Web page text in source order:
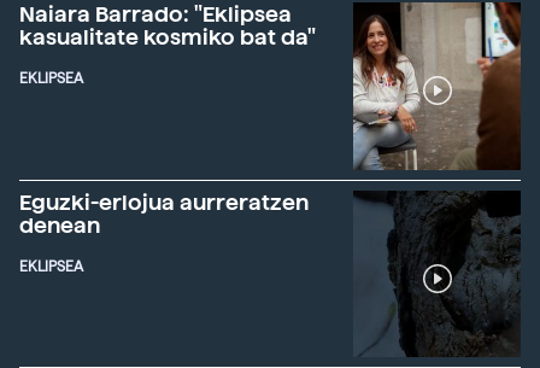
Naiara Barrado: "Eklipsea
kasualitate kosmiko bat da"
EKLIPSEA
Eguzki-erlojua aurreratzen
denean
EKLIPSEA